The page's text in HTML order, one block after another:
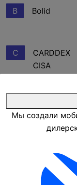
B Bolid
C
CARDDEX
CISA
D
Dahua
DSPPA
Ezviz
Мы создали